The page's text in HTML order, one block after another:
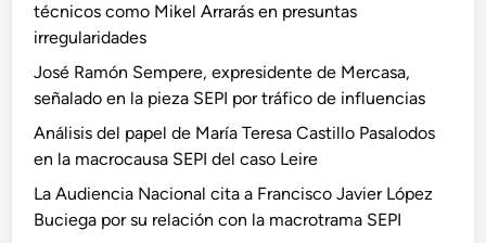
técnicos como Mikel Arrarás en presuntas
irregularidades
José Ramón Sempere, expresidente de Mercasa,
señalado en la pieza SEPI por tráfico de influencias
Análisis del papel de María Teresa Castillo Pasalodos
en la macrocausa SEPI del caso Leire
La Audiencia Nacional cita a Francisco Javier López
Buciega por su relación con la macrotrama SEPI